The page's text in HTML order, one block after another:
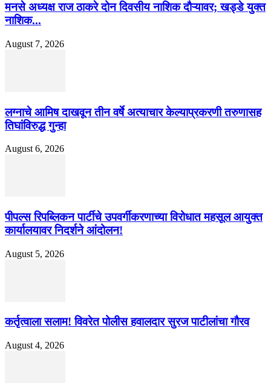
मनसे अध्यक्ष राज ठाकरे दोन दिवसीय नाशिक दौऱ्यावर; खड्डे युक्त
नाशिक...
August 7, 2026
लग्नाचे आमिष दाखवून तीन वर्षे अत्याचार केल्याप्रकरणी तरुणासह
तिघांविरुद्ध गुन्हा
August 6, 2026
पीपल्स रिपब्लिकन पार्टीचे उपवर्गीकरणाच्या विरोधात महसूल आयुक्त
कार्यालयावर निदर्शने आंदोलन!
August 5, 2026
कर्तृत्वाला सलाम! विवरेत पोलीस हवालदार सुरज पाटीलांचा गौरव
August 4, 2026